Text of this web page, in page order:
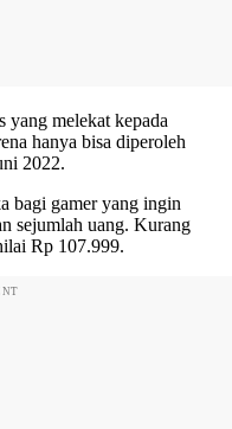
yang melekat kepada
hanya bisa diperoleh
2022.
bagi gamer yang ingin
sejumlah uang. Kurang
Rp 107.999.